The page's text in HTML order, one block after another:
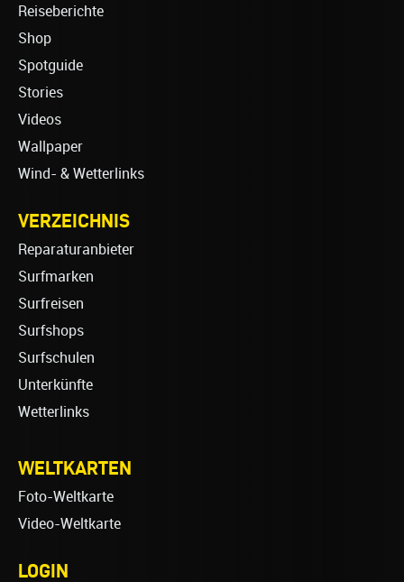
Reiseberichte
Shop
Spotguide
Stories
Videos
Wallpaper
Wind- & Wetterlinks
VERZEICHNIS
Reparaturanbieter
Surfmarken
Surfreisen
Surfshops
Surfschulen
Unterkünfte
Wetterlinks
WELTKARTEN
Foto-Weltkarte
Video-Weltkarte
LOGIN